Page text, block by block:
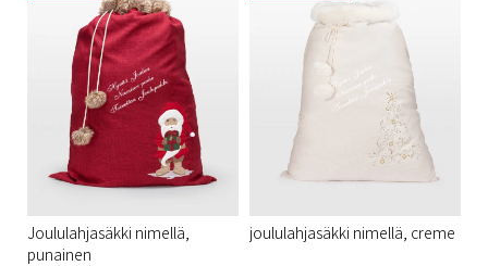
Joululahjasäkki nimellä,
punainen
joululahjasäkki nimellä, creme